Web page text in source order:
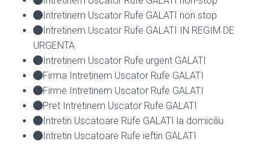
Intretinem Uscator Rufe GALATI non stop
Intretinem Uscator Rufe GALATI IN REGIM DE
URGENTA
Intretinem Uscator Rufe urgent GALATI
Firma Intretinem Uscator Rufe GALATI
Firme Intretinem Uscator Rufe GALATI
Pret Intretinem Uscator Rufe GALATI
Intretin Uscatoare Rufe GALATI la domiciliu
Intretin Uscatoare Rufe ieftin GALATI